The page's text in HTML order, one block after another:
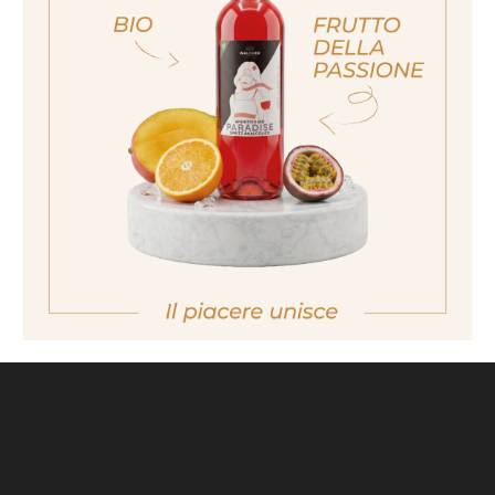
ich bin nicht volljährig
non sono maggiorenne
No I am not of legal drinking age